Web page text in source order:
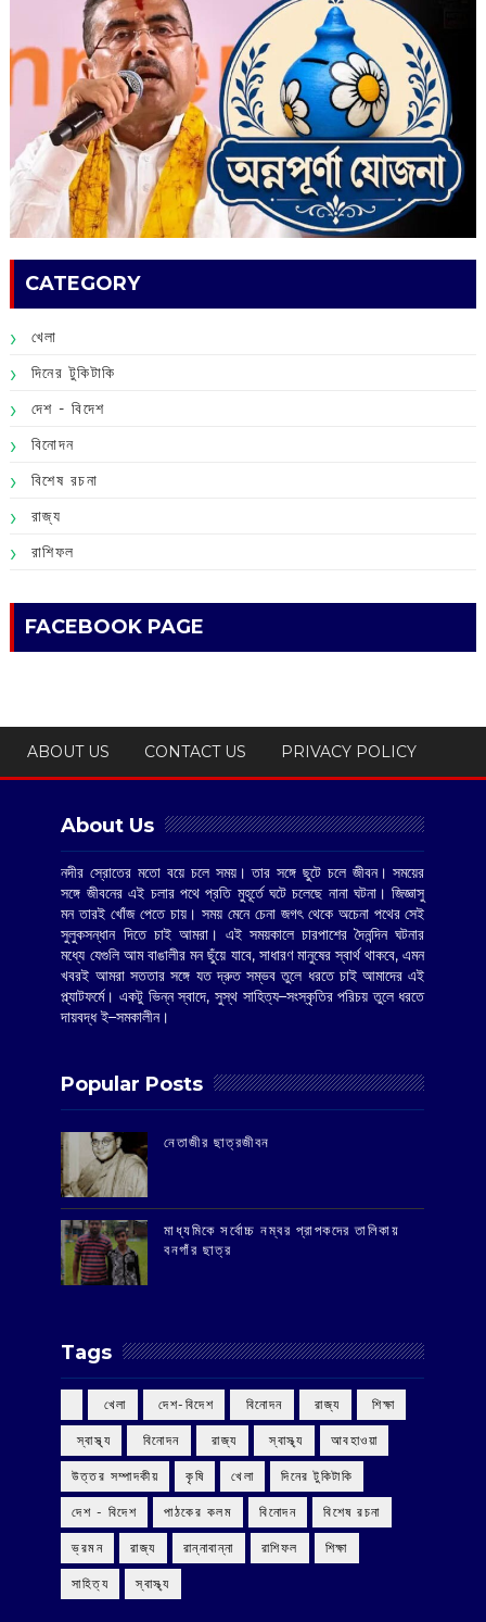
CATEGORY
খেলা
দিনের টুকিটাকি
দেশ - বিদেশ
বিনোদন
বিশেষ রচনা
রাজ্য
রাশিফল
FACEBOOK PAGE
ABOUT US CONTACT US PRIVACY POLICY
About Us
নদীর স্রোতের মতো বয়ে চলে সময়। তার সঙ্গে ছুটে চলে জীবন। সময়ের
সঙ্গে জীবনের এই চলার পথে প্রতি মুহূর্তে ঘটে চলেছে নানা ঘটনা। জিজ্ঞাসু
মন তারই খোঁজ পেতে চায়। সময় মেনে চেনা জগৎ থেকে অচেনা পথের সেই
সুলুকসন্ধান দিতে চাই আমরা। এই সময়কালে চারপাশের দৈনন্দিন ঘটনার
মধ্যে যেগুলি আম বাঙালীর মন ছুঁয়ে যাবে, সাধারণ মানুষের স্বার্থ থাকবে, এমন
খবরই আমরা সততার সঙ্গে যত দ্রুত সম্ভব তুলে ধরতে চাই আমাদের এই
প্ল্যাটফর্মে। একটু ভিন্ন স্বাদে, সুস্থ সাহিত্য–সংস্কৃতির পরিচয় তুলে ধরতে
দায়বদ্ধ ই–সমকালীন।
Popular Posts
‌নেতাজীর ছাত্রজীবন
মাধ্যমিকে সর্বোচ্চ নম্বর প্রাপকদের তালিকায়
বনগাঁর ছাত্র
Tags
‌ খেলা ‌ দেশ-বিদেশ ‌ বিনোদন ‌ রাজ্য ‌ শিক্ষা
‌ স্বাস্থ্য ‌ বিনোদন ‌ রাজ্য ‌ স্বাস্থ্য আবহাওয়া
উত্তর সম্পাদকীয় কৃষি খেলা দিনের টুকিটাকি
দেশ - বিদেশ পাঠকের কলম বিনোদন বিশেষ রচনা
ভ্রমন রাজ্য রান্নাবান্না রাশিফল শিক্ষা
সাহিত্য স্বাস্থ্য